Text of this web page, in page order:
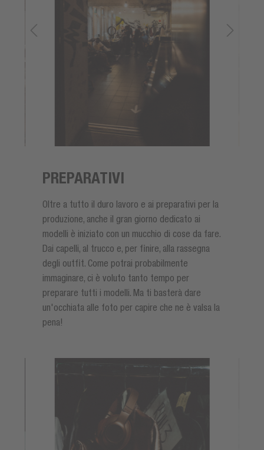
PREPARATIVI
Oltre a tutto il duro lavoro e ai preparativi per la
produzione, anche il gran giorno dedicato ai
modelli è iniziato con un mucchio di cose da fare.
Dai capelli, al trucco e, per finire, alla rassegna
degli outfit. Come potrai probabilmente
immaginare, ci è voluto tanto tempo per
preparare tutti i modelli. Ma ti basterà dare
un'occhiata alle foto per capire che ne è valsa la
pena!